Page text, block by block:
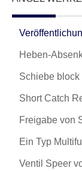
Heben-
Schiebe block
Short Catch
Freigabe von
Ein Typ
Ventil Speer